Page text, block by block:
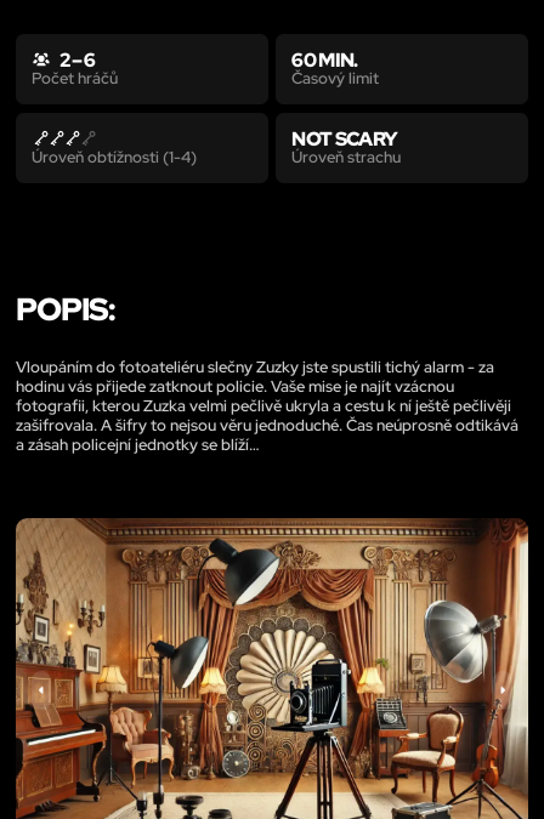
2 – 6
Počet hráčů
60 MIN.
Časový limit
Úroveň obtížnosti (1-4)
NOT SCARY
Úroveň strachu
POPIS:
Vloupáním do fotoateliéru slečny Zuzky jste spustili tichý alarm - za
hodinu vás přijede zatknout policie. Vaše mise je najít vzácnou
fotografii, kterou Zuzka velmi pečlivě ukryla a cestu k ní ještě pečlivěji
zašifrovala. A šifry to nejsou věru jednoduché. Čas neúprosně odtikává
a zásah policejní jednotky se blíží…